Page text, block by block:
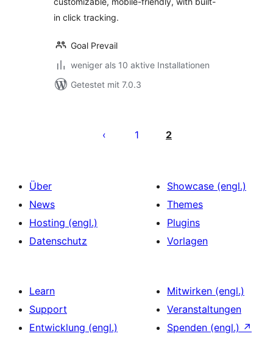
in click tracking.
Goal Prevail
weniger als 10 aktive Installationen
Getestet mit 7.0.3
1 2
Über
News
Hosting (engl.)
Datenschutz
Showcase (engl.)
Themes
Plugins
Vorlagen
Learn
Support
Entwicklung (engl.)
Mitwirken (engl.)
Veranstaltungen
Spenden (engl.) ↗